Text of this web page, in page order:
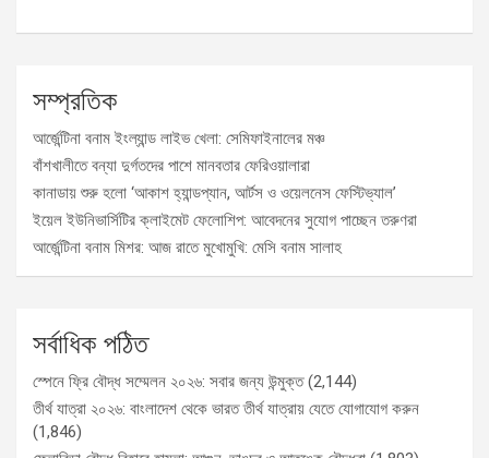
সম্প্রতিক
আর্জেন্টিনা বনাম ইংল্যান্ড লাইভ খেলা: সেমিফাইনালের মঞ্চ
বাঁশখালীতে বন্যা দুর্গতদের পাশে মানবতার ফেরিওয়ালারা
কানাডায় শুরু হলো ‘আকাশ হ্যান্ডপ্যান, আর্টস ও ওয়েলনেস ফেস্টিভ্যাল’
ইয়েল ইউনিভার্সিটির ক্লাইমেট ফেলোশিপ: আবেদনের সুযোগ পাচ্ছেন তরুণরা
আর্জেন্টিনা বনাম মিশর: আজ রাতে মুখোমুখি: মেসি বনাম সালাহ
সর্বাধিক পঠিত
স্পেনে ফ্রি বৌদ্ধ সম্মেলন ২০২৬: সবার জন্য উন্মুক্ত (2,144)
তীর্থ যাত্রা ২০২৬: বাংলাদেশ থেকে ভারত তীর্থ যাত্রায় যেতে যোগাযোগ করুন
(1,846)